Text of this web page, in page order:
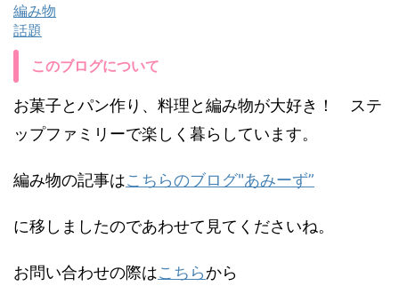
編み物
話題
このブログについて
お菓子とパン作り、料理と編み物が大好き！ ステ
ップファミリーで楽しく暮らしています。
編み物の記事はこちらのブログ"あみーず”
に移しましたのであわせて見てくださいね。
お問い合わせの際はこちらから